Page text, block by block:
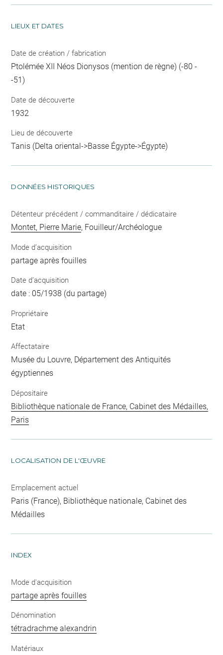
LIEUX ET DATES
Date de création / fabrication
Ptolémée XII Néos Dionysos (mention de règne) (-80 -
-51)
Date de découverte
1932
Lieu de découverte
Tanis (Delta oriental->Basse Égypte->Égypte)
DONNÉES HISTORIQUES
Détenteur précédent / commanditaire / dédicataire
Montet, Pierre Marie, Fouilleur/Archéologue
Mode d’acquisition
partage après fouilles
Date d’acquisition
date : 05/1938 (du partage)
Propriétaire
Etat
Affectataire
Musée du Louvre, Département des Antiquités
égyptiennes
Dépositaire
Bibliothèque nationale de France, Cabinet des Médailles,
Paris
LOCALISATION DE L'ŒUVRE
Emplacement actuel
Paris (France), Bibliothèque nationale, Cabinet des
Médailles
INDEX
Mode d'acquisition
partage après fouilles
Dénomination
tétradrachme alexandrin
Matériaux